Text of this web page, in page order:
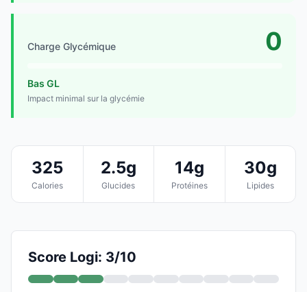
Charge Glycémique 0
Bas GL
Impact minimal sur la glycémie
325
Calories
2.5g
Glucides
14g
Protéines
30g
Lipides
Score Logi: 3/10